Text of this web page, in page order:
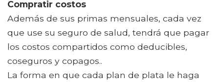
Compratir costos
Además de sus primas mensuales, cada vez
que use su seguro de salud, tendrá que pagar
los costos compartidos como deducibles,
coseguros y copagos..
La forma en que cada plan de plata le haga